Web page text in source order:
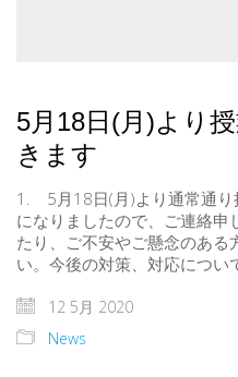
5月18日(月)より
きます
1. 5月18日(月)より通常通り
になりましたので、ご連絡申
たり、ご不安やご懸念のある
い。今後の対策、対応につい
12 5月 2020
News